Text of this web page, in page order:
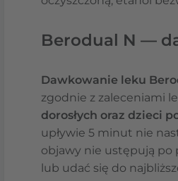
Berodual N —
Dawkowanie leku
zgodnie z zaleceniami
dorosłych oraz dzieci
upływie 5 minut nie
objawy nie ustępują po
lub udać się do